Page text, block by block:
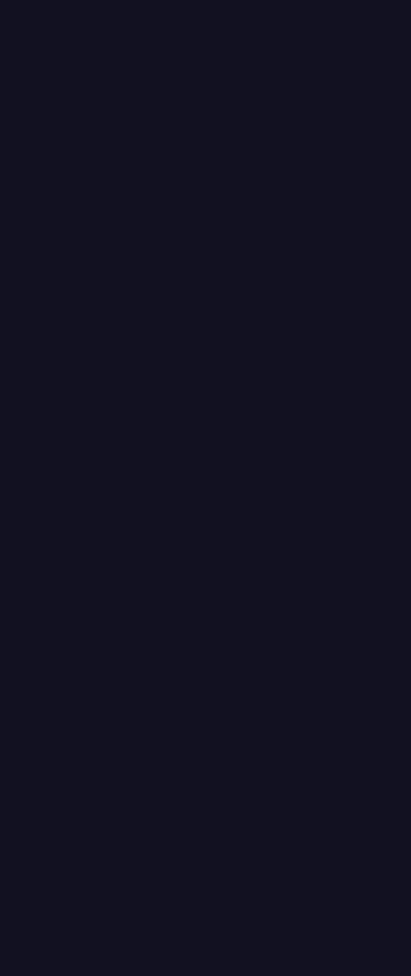
el agua, el
+ plastificante + aggrueso +